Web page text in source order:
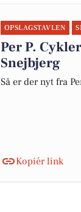
OPSLAGSTAVLEN
Per P.
Snejbjerg
Så er der nyt fra
Kopiér link